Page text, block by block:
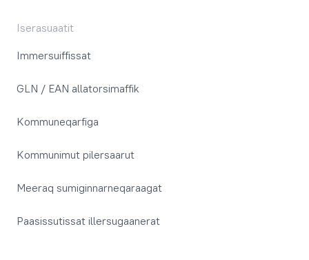
Iserasuaatit
Immersuiffissat
GLN / EAN allatorsimaffik
Kommuneqarfiga
Kommunimut pilersaarut
Meeraq sumiginnarneqaraagat
Paasissutissat illersugaanerat